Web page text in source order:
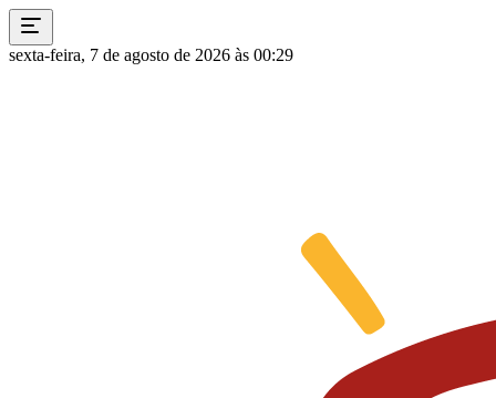
sexta-feira, 7 de agosto de 2026 às 00:29